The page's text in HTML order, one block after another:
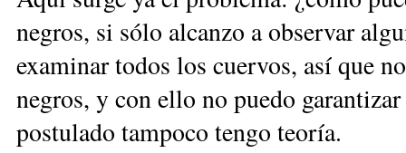
negros, si sólo alcanzo a observar
examinar todos los cuervos, así que
negros, y con ello no puedo
postulado tampoco tengo teoría.